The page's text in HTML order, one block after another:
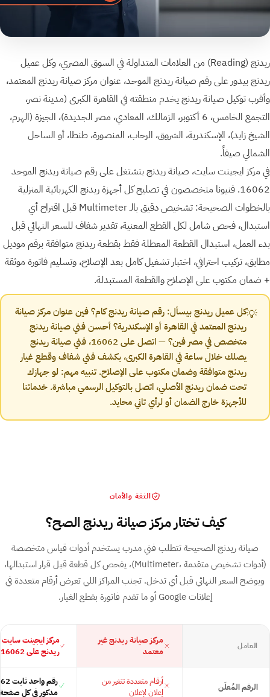
ريدنج ⁨(Reading)⁩ من العلامات المتداولة في السوق المصري، وكل عميل
ريدنج بيدور على رقم صيانة ريدنج الموحد، عنوان مركز صيانة ريدنج المعتمد،
وأقرب توكيل صيانة ريدنج يخدم منطقته في القاهرة الكبرى (مدينة نصر،
التجمع الخامس، 6 أكتوبر، الزمالك، المعادي، مصر الجديدة)، الجيزة (الهرم،
الشيخ زايد)، الإسكندرية، الشروق، الرحاب، المنصورة، طنطا، أو الساحل
الشمالي صيفاً.
في مركز ايجينت سايت، صيانة ريدنج بتشتغل على رقم صيانة ريدنج الموحد
16062. فنيونا متخصصون في تصليح كل أجهزة ريدنج الكهربائية المنزلية
بالخطوات الصحيحة: تشخيص دقيق بالـ Multimeter قبل اقتراح أي
استبدال، فحص شامل لكل القطع المعنية، تقدير شفاف للسعر النهائي قبل
بدء العمل، استبدال القطعة المعطلة فقط بقطعة ريدنج متوافقة برقم موديل
مطابق، تركيب احترافي، اختبار تشغيل كامل بعد الإصلاح، وتسليم فاتورة موثقة
+ ضمان مكتوب على الإصلاح والقطعة المستبدلة.
💡كل عميل ريدنج بيسأل: رقم صيانة ريدنج كام؟ فين عنوان مركز صيانة
ريدنج المعتمد في القاهرة أو الإسكندرية؟ أحسن فني صيانة ريدنج
متخصص في مصر فين؟ — اتصل على 16062، فني صيانة ريدنج
يصلك خلال ساعة في القاهرة الكبرى، بكشف فني شفاف وقطع غيار
ريدنج متوافقة وضمان مكتوب على الإصلاح. تنبيه مهم: لو جهازك
تحت ضمان ريدنج الأصلي، اتصل بالتوكيل الرسمي مباشرة. خدماتنا
للأجهزة خارج الضمان أو لرأي تاني محايد.
الثقة والأمان
كيف تختار مركز صيانة ريدنج الصح؟
صيانة ريدنج الصحيحة تتطلب فني مدرب يستخدم أدوات قياس متخصصة
⁨(Multimeter، أدوات تشخيص متقدمة)⁩، يفحص كل قطعة قبل قرار استبدالها،
ويوضح السعر النهائي قبل أي تدخل. تجنب المراكز اللي تعرض أرقام متعددة في
إعلانات Google أو ما تقدم فاتورة بقطع الغيار.
العامل
مركز صيانة ريدنج غير
معتمد
مركز ايجينت
ريدنج على 16062
الرقم المُعلَن
أرقام متعددة تتغير من
إعلان لإعلان
مذكور في كل صفحة